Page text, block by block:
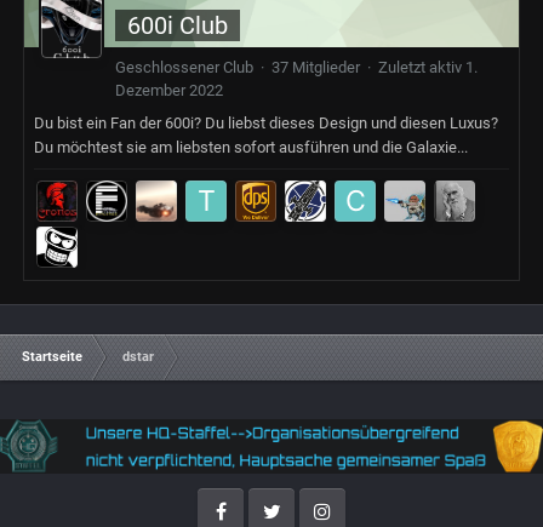
600i Club
Geschlossener Club · 37 Mitglieder · Zuletzt aktiv 1.
Dezember 2022
Du bist ein Fan der 600i? Du liebst dieses Design und diesen Luxus?
Du möchtest sie am liebsten sofort ausführen und die Galaxie...
Startseite dstar